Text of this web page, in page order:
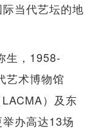
当代艺坛的地
生，1958-
艺术博物馆
）及东
办高达13场